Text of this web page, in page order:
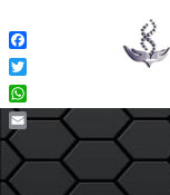
Facebook
Twitter
WhatsApp
Email